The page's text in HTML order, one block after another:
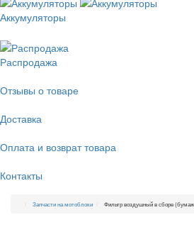
Аккумуляторы
Распродажа
Отзывы о товаре
Доставка
Оплата и возврат товара
Контакты
Запчасти на мотоблоки Фильтр воздушный в сборе